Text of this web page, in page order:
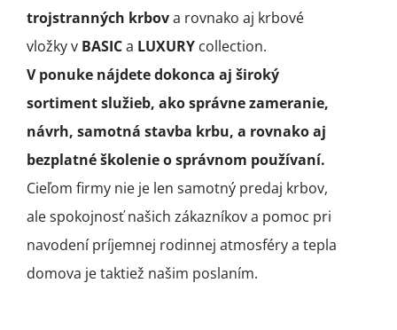
trojstranných krbova rovnako aj krbové
vložky v BASICa LUXURY collection.
V ponuke nájdete dokonca aj široký
sortiment služieb, ako správne zameranie,
návrh, samotná stavba krbu, a rovnako aj
bezplatné školenie o správnom používaní.
Cieľom firmy nie je len samotný predaj krbov,
ale spokojnosť našich zákazníkov a pomoc pri
navodení príjemnej rodinnej atmosféry a tepla
domova je taktiež našim poslaním.